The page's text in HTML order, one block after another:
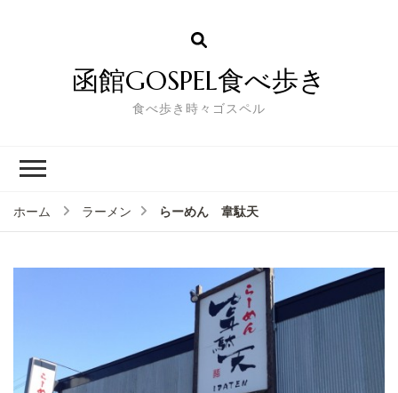
函館GOSPEL食べ歩き
食べ歩き時々ゴスペル
ホーム ラーメン らーめん 韋駄天